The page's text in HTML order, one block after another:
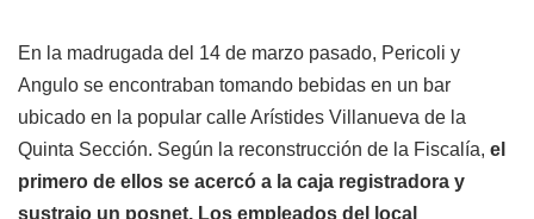
En la madrugada del 14 de marzo pasado, Pericoli y
Angulo se encontraban tomando bebidas en un bar
ubicado en la popular calle Arístides Villanueva de la
Quinta Sección. Según la reconstrucción de la Fiscalía, el
primero de ellos se acercó a la caja registradora y
sustrajo un posnet. Los empleados del local